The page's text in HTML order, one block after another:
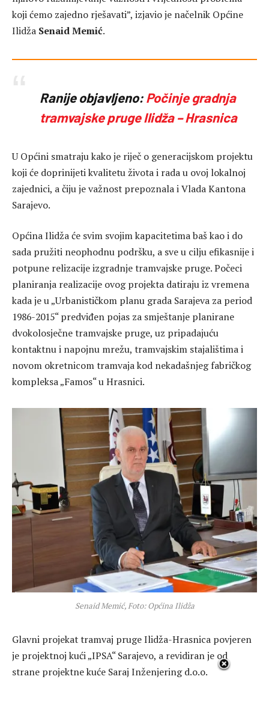
koji ćemo zajedno rješavati”, izjavio je načelnik Općine
Ilidža Senaid Memić.
Ranije objavljeno:Počinje gradnja
tramvajske pruge Ilidža – Hrasnica
U Općini smatraju kako je riječ o generacijskom projektu
koji će doprinijeti kvalitetu života i rada u ovoj lokalnoj
zajednici, a čiju je važnost prepoznala i Vlada Kantona
Sarajevo.
Općina Ilidža će svim svojim kapacitetima baš kao i do
sada pružiti neophodnu podršku, a sve u cilju efikasnije i
potpune relizacije izgradnje tramvajske pruge. Počeci
planiranja realizacije ovog projekta datiraju iz vremena
kada je u „Urbanističkom planu grada Sarajeva za period
1986-2015“ predviđen pojas za smještanje planirane
dvokolosječne tramvajske pruge, uz pripadajuću
kontaktnu i napojnu mrežu, tramvajskim stajalištima i
novom okretnicom tramvaja kod nekadašnjeg fabričkog
kompleksa „Famos“ u Hrasnici.
Senaid Memić, Foto: Općina Ilidža
Glavni projekat tramvaj pruge Ilidža-Hrasnica povjeren
je projektnoj kući „IPSA“ Sarajevo, a revidiran je od
strane projektne kuće Saraj Inženjering d.o.o.